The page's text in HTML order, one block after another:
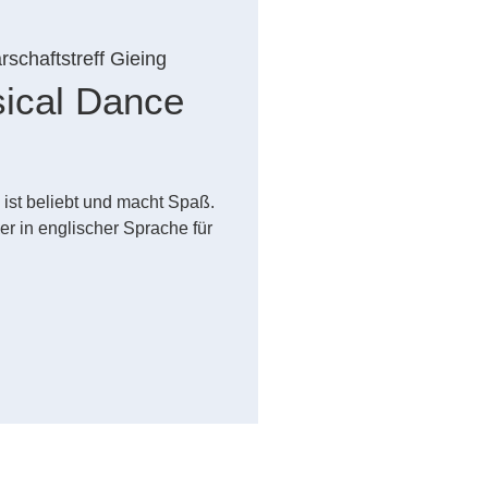
Gieing
Dance
beliebt und macht Spaß.
in englischer Sprache für